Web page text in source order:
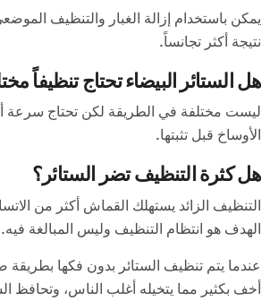
يمكن باستخدام إزالة الغبار والتنظيف
نتيجة أكثر تجانساً.
هل الستائر البيضاء تحتاج تنظيفاً
ليست مختلفة في الطريقة لكن تحتاج سرعة
الأوساخ قبل تثبتها.
هل كثرة التنظيف تضر الستائر؟
التنظيف الزائد يستهلك القماش أكثر من
الهدف هو انتظام التنظيف وليس المبالغة فيه.
عندما يتم تنظيف الستائر بدون فكها بطريقة
أخف بكثير مما يتخيله أغلب الناس، وتحافظ